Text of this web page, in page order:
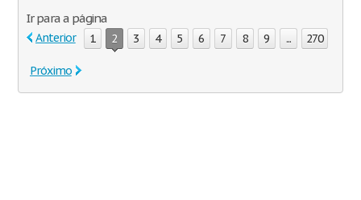
Ir para a página
Anterior 1 2 3 4 5 6 7 8 9 ... 270
Próximo